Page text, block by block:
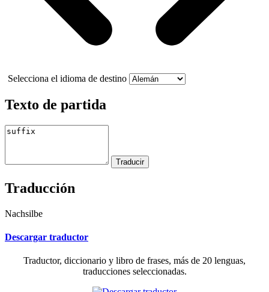
Selecciona el idioma de destino
Texto de partida
Traducción
Nachsilbe
Descargar traductor
Traductor, diccionario y libro de frases, más de 20 lenguas,
traducciones seleccionadas.